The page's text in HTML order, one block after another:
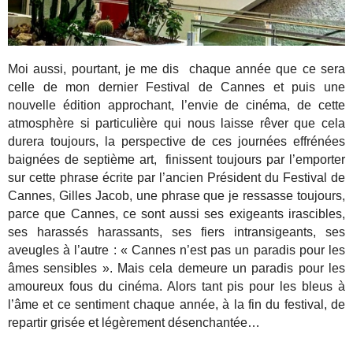
Moi aussi, pourtant, je me dis chaque année que ce sera
celle de mon dernier Festival de Cannes et puis une
nouvelle édition approchant, l’envie de cinéma, de cette
atmosphère si particulière qui nous laisse rêver que cela
durera toujours, la perspective de ces journées effrénées
baignées de septième art, finissent toujours par l’emporter
sur cette phrase écrite par l’ancien Président du Festival de
Cannes, Gilles Jacob, une phrase que je ressasse toujours,
parce que Cannes, ce sont aussi ses exigeants irascibles,
ses harassés harassants, ses fiers intransigeants, ses
aveugles à l’autre : « Cannes n’est pas un paradis pour les
âmes sensibles ». Mais cela demeure un paradis pour les
amoureux fous du cinéma. Alors tant pis pour les bleus à
l’âme et ce sentiment chaque année, à la fin du festival, de
repartir grisée et légèrement désenchantée…